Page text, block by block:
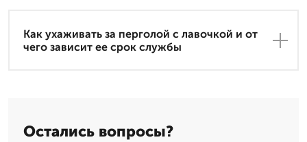
Как ухаживать за перголой с лавочкой и от
чего зависит ее срок службы
Остались вопросы?